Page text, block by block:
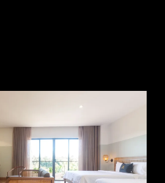
Hotels
Thanh Mai Hotel